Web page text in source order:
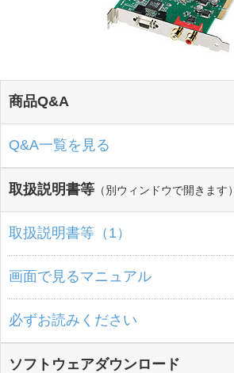
商品Q&A
Q&A一覧を見る
取扱説明書等 （別ウィンドウで開きます）
取扱説明書等（1）
画面で見るマニュアル
必ずお読みください
ソフトウェアダウンロード